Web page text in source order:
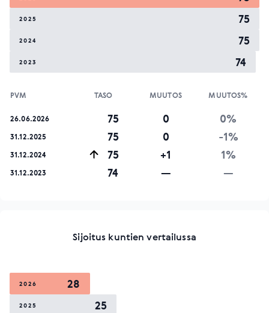
2025 75
2024 75
2023 74
PVM TASO MUUTOS MUUTOS%
26.06.2026 75 0 0%
31.12.2025 75 0 -1%
31.12.2024 75 +1 1%
31.12.2023 74 — —
Sijoitus kuntien vertailussa
2026 28
2025 25